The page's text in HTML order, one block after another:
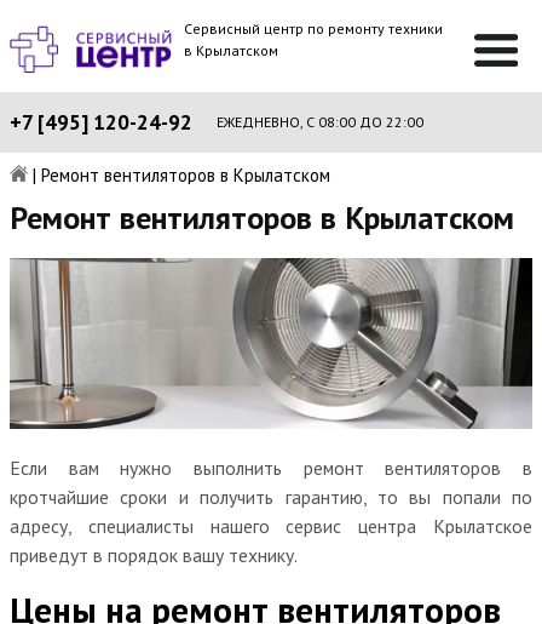
Сервисный центр по ремонту техники
в Крылатском
+7 [495] 120-24-92 ЕЖЕДНЕВНО, С 08:00 ДО 22:00
| Ремонт вентиляторов в Крылатском
Ремонт вентиляторов в Крылатском
Если вам нужно выполнить ремонт вентиляторов в
кротчайшие сроки и получить гарантию, то вы попали по
адресу, специалисты нашего сервис центра Крылатское
приведут в порядок вашу технику.
Цены на ремонт вентиляторов